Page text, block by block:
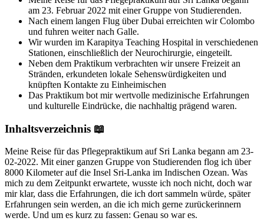
am 23. Februar 2022 mit einer Gruppe von Studierenden.
Nach einem langen Flug über Dubai erreichten wir Colombo
und fuhren weiter nach Galle.
Wir wurden im Karapitya Teaching Hospital in verschiedenen
Stationen, einschließlich der Neurochirurgie, eingeteilt.
Neben dem Praktikum verbrachten wir unsere Freizeit an
Stränden, erkundeten lokale Sehenswürdigkeiten und
knüpften Kontakte zu Einheimischen
Das Praktikum bot mir wertvolle medizinische Erfahrungen
und kulturelle Eindrücke, die nachhaltig prägend waren.
Inhaltsverzeichnis 📖
Meine Reise für das Pflegepraktikum auf Sri Lanka begann am 23-
02-2022. Mit einer ganzen Gruppe von Studierenden flog ich über
8000 Kilometer auf die Insel Sri-Lanka im Indischen Ozean. Was
mich zu dem Zeitpunkt erwartete, wusste ich noch nicht, doch war
mir klar, dass die Erfahrungen, die ich dort sammeln würde, später
Erfahrungen sein werden, an die ich mich gerne zurückerinnern
werde. Und um es kurz zu fassen: Genau so war es.